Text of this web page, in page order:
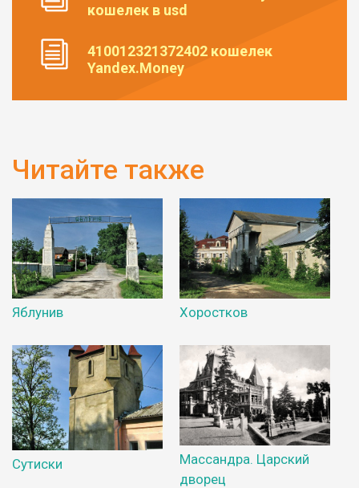
кошелек в usd
410012321372402 кошелек
Yandex.Money
Читайте также
Яблунив Хоростков
Сутиски
Массандра. Царский
дворец